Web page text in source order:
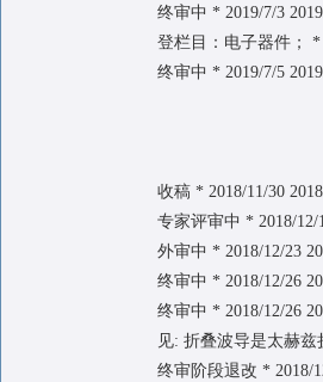
终审中 * 2019/7/3
登栏目：电子器件； *
终审中 * 2019/7/5
收稿 * 2018/11/30
专家评审中 * 2018/12/
外审中 * 2018/12/23
终审中 * 2018/12/26
终审中 * 2018/12/26
见: 折叠波导是太赫
终审阶段退改 * 2018/